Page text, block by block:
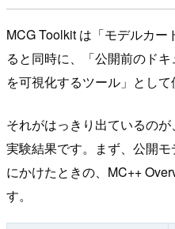
MCG Toolkit は「モデルカ
ると同時に、「公開前のド
を可視化するツール」として
それがはっきり出ているの
実験結果です。まず、公開
にかけたときの、MC++
す。